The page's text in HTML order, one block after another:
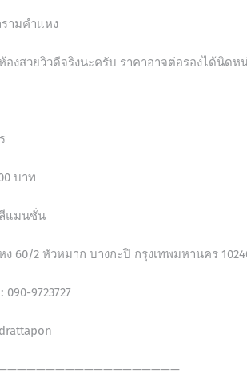
ามคำแหง
องสวยวิวดีจริงนะครับ ราคาอาจต่อรองได้นิดห
บาท
แมนชั่น
60/2 หัวหมาก บางกะปิ กรุงเทพมหานคร
9723727